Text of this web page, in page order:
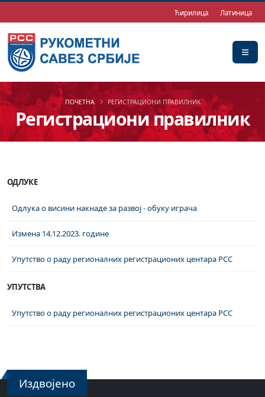
Ћирилица Латиница
Регистрациони правилник
ПОЧЕТНА РЕГИСТРАЦИОНИ ПРАВИЛНИК
ОДЛУКЕ
Одлука о висини накнаде за развој - обуку играчa
Измена 14.12.2023. године
Упутство о раду регионалних регистрационих центара РСС
УПУТСТВА
Упутство о раду регионалних регистрационих центара РСС
Издвојено